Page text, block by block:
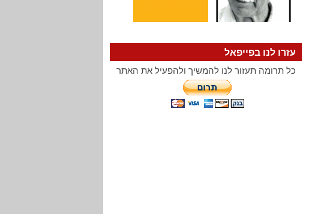
עזרו לנו בפייפאל
כל תרומה תעזור לנו להמשיך ולהפעיל את האתר